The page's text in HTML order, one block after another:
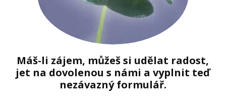
Máš-li zájem, můžeš si udělat radost,
jet na dovolenou s námi a vyplnit teď
nezávazný formulář.